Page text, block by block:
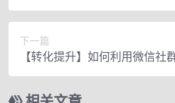
下一篇
【转化提升】如何利用微信社